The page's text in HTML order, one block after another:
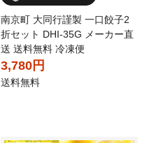
南京町 大同行謹製 一口餃子2
折セット DHI-35G メーカー直
送 送料無料 冷凍便
3,780円
送料無料